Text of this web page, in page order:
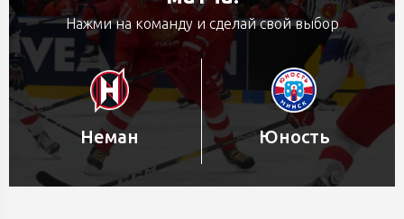
Нажми на команду и сделай свой выбор
Неман Юность